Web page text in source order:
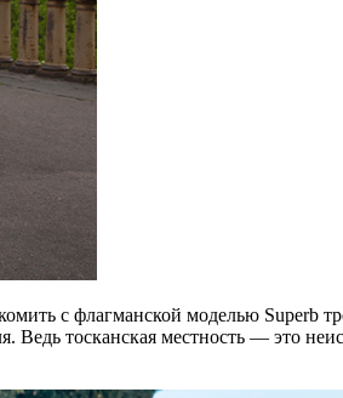
с флагманской моделью Superb
Ведь тосканская местность — это